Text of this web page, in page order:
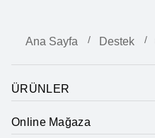
Ana Sayfa Destek
ÜRÜNLER
Online Mağaza